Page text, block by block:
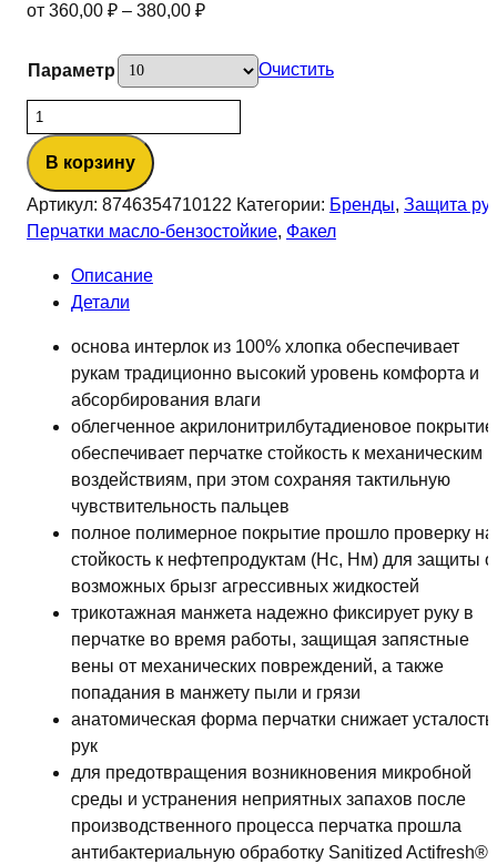
от 360,00 ₽ – 380,00 ₽
Параметр Очистить
Количество
товара
Перчатки
Manipula
Specialist®
Техник
Лайт
TNL-
05Р/MG-
В корзину
Артикул: 8746354710122 Категории: Бренды, Защита рук
Перчатки масло-бензостойкие, Факел
Описание
Детали
основа интерлок из 100% хлопка обеспечивает
рукам традиционно высокий уровень комфорта и
абсорбирования влаги
облегченное акрилонитрилбутадиеновое покрытие
обеспечивает перчатке стойкость к механическим
воздействиям, при этом сохраняя тактильную
чувствительность пальцев
полное полимерное покрытие прошло проверку на
стойкость к нефтепродуктам (Нс, Нм) для защиты
возможных брызг агрессивных жидкостей
трикотажная манжета надежно фиксирует руку в
перчатке во время работы, защищая запястные
вены от механических повреждений, а также
попадания в манжету пыли и грязи
анатомическая форма перчатки снижает усталость
рук
для предотвращения возникновения микробной
среды и устранения неприятных запахов после
производственного процесса перчатка прошла
антибактериальную обработку Sanitized Actifresh®